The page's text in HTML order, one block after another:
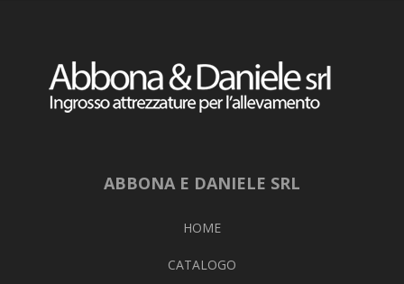
ABBONA E DANIELE SRL
HOME
CATALOGO